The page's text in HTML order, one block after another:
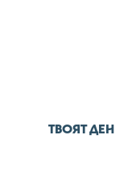
ТВОЯТ ДЕН